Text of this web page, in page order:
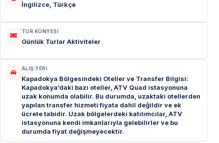
İngilizce, Türkçe
TUR KÜNYESI
Günlük Turlar Aktiviteler
ALIŞ YERI
Kapadokya Bölgesindeki Oteller ve Transfer Bilgisi:
Kapadokya’daki bazı oteller, ATV Quad istasyonuna
uzak konumda olabilir. Bu durumda, uzaktaki otellerden
yapılan transfer hizmeti fiyata dahil değildir ve ek
ücrete tabidir. Uzak bölgelerdeki katılımcılar, ATV
istasyonuna kendi imkanlarıyla gelebilirler ve bu
durumda fiyat değişmeyecektir.